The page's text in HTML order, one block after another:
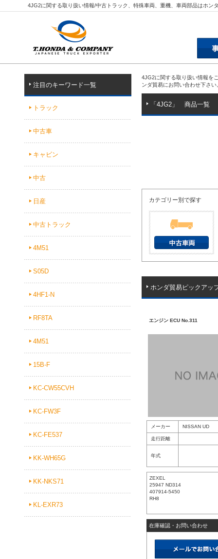
4JG2に関する取り扱い情報/中古トラック、特殊車両、重機、車両部品はホン
注目のキーワード一覧
トラック
中古車
キャビン
中古
日産
中古トラック
4M51
S05D
4HF1-N
RF8TA
4M51
15B-F
KC-CW55CVH
KC-FW3F
KC-FE537
KK-WH65G
KK-NKS71
KL-EXR73
4JG2に関する取り扱い情報を
ンダ貿易にお問い合わせ下さい
「4JG2」 商品一覧
カテゴリー別で探す
ホンダ貿易ピックアッ
エンジン ECU No.311
メーカー NISSAN UD
走行距離
年式
ZEXEL
25947 ND314
407914-5450
RH8
在庫確認・お問い合わせ